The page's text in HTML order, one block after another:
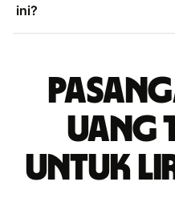
ini?
uang
untuk